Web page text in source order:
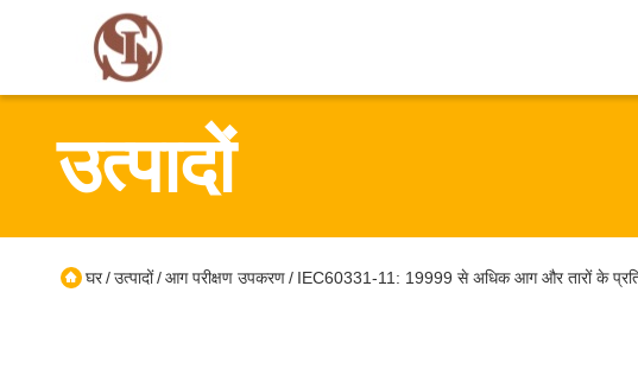
उत्पादों
घर/उत्पादों/आग परीक्षण उपकरण/ IEC60331-11: 19999 से अधिक आग और तारों के